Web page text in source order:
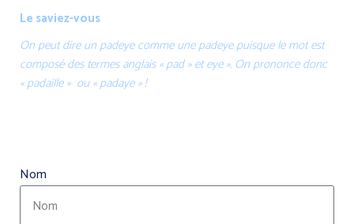
Le saviez-vous
On peut dire un padeye comme une padeye puisque le mot est
composé des termes anglais « pad » et eye ». On prononce donc
« padaille » ou « padaye » !
Nom